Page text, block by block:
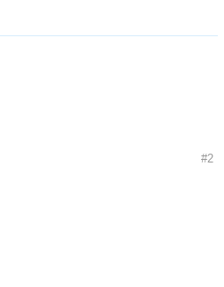
#2